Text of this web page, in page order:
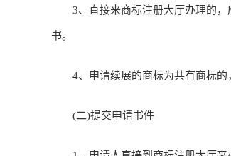
3、直接来商标注册大厅办理的，
书。
4、申请续展的商标为共有商标的
(二)提交申请书件